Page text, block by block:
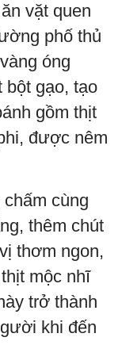
vặt quen
phố thủ
óng
gạo, tạo
gồm thịt
được nêm
cùng
thêm chút
thơm ngon,
mộc nhĩ
trở thành
khi đến